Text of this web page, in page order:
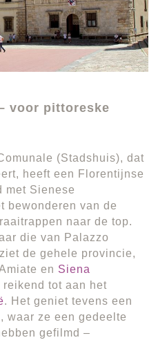
voor pittoreske
(Stadshuis), dat
heeft een Florentijnse
met Sienese
bewonderen van de
naar de top.
die van Palazzo
de gehele provincie,
en Siena
tot aan het
. Het geniet tevens een
waar ze een gedeelte
gefilmd –